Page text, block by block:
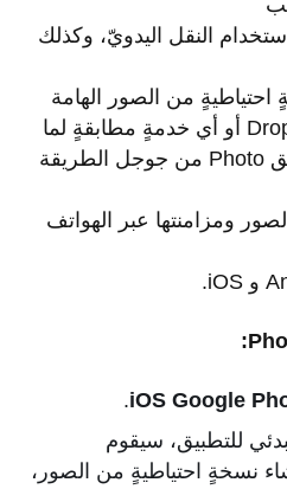
النقل اليدويّ، وكذلك
احتياطيةٍ من الصور الهامة
سبق، ويعدّ استخدام التطبيق Photo من جوجل الطريقة
ومزامنتها عبر الهواتف
iOS Google
.
للتطبيق، سيقوم
نسخةٍ احتياطيةٍ من الصور،